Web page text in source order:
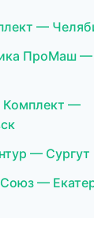
—
ПроМаш —
—
— Сургут
—